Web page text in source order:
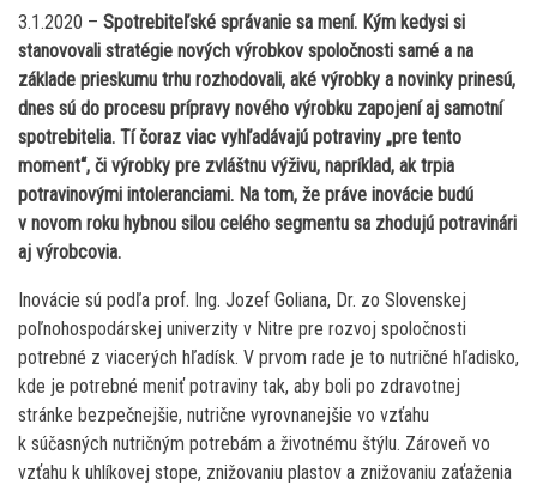
3.1.2020 – Spotrebiteľské správanie sa mení. Kým kedysi si
stanovovali stratégie nových výrobkov spoločnosti samé a na
základe prieskumu trhu rozhodovali, aké výrobky a novinky prinesú,
dnes sú do procesu prípravy nového výrobku zapojení aj samotní
spotrebitelia. Tí čoraz viac vyhľadávajú potraviny „pre tento
moment“, či výrobky pre zvláštnu výživu, napríklad, ak trpia
potravinovými intoleranciami. Na tom, že práve inovácie budú
v novom roku hybnou silou celého segmentu sa zhodujú potravinári
aj výrobcovia.
Inovácie sú podľa prof. Ing. Jozef Goliana, Dr. zo Slovenskej
poľnohospodárskej univerzity v Nitre pre rozvoj spoločnosti
potrebné z viacerých hľadísk. V prvom rade je to nutričné hľadisko,
kde je potrebné meniť potraviny tak, aby boli po zdravotnej
stránke bezpečnejšie, nutrične vyrovnanejšie vo vzťahu
k súčasných nutričným potrebám a životnému štýlu. Zároveň vo
vzťahu k uhlíkovej stope, znižovaniu plastov a znižovaniu zaťaženia